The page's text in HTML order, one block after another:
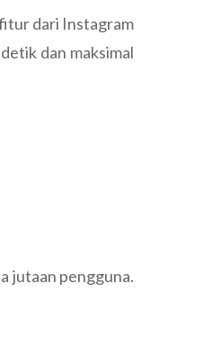
fitur dari Instagram
dan maksimal
jutaan pengguna.